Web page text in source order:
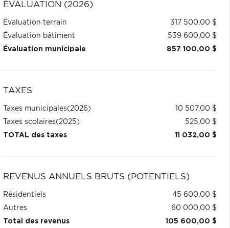
ÉVALUATION (2026)
Évaluation terrain
317 500,00 $
Évaluation bâtiment
539 600,00 $
Évaluation municipale
857 100,00 $
TAXES
Taxes municipales(2026)
10 507,00 $
Taxes scolaires(2025)
525,00 $
TOTAL des taxes
11 032,00 $
REVENUS ANNUELS BRUTS (POTENTIELS)
Résidentiels
45 600,00 $
Autres
60 000,00 $
Total des revenus
105 600,00 $